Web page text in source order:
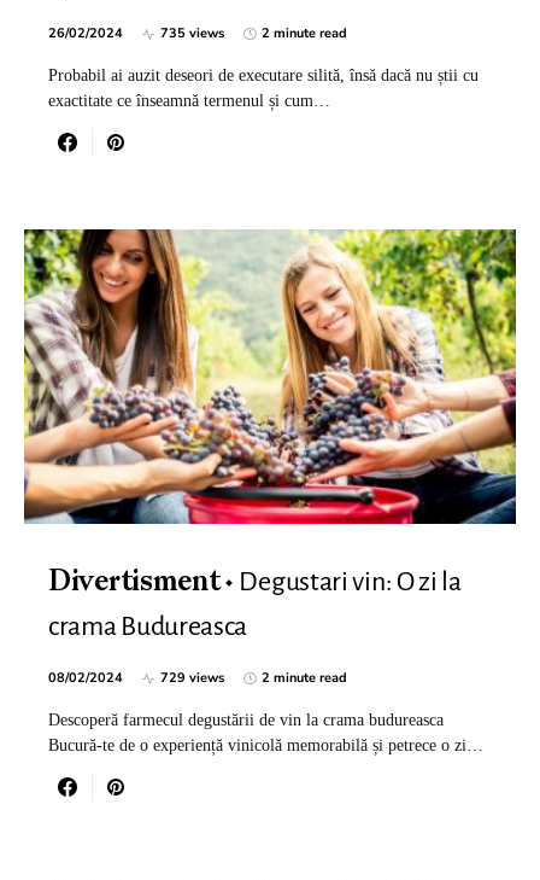
26/02/2024 735 views 2 minute read
Probabil ai auzit deseori de executare silită, însă dacă nu știi cu
exactitate ce înseamnă termenul și cum…
Divertisment
Degustari vin: O zi la
crama Budureasca
08/02/2024 729 views 2 minute read
Descoperă farmecul degustării de vin la crama budureasca
Bucură-te de o experiență vinicolă memorabilă și petrece o zi…